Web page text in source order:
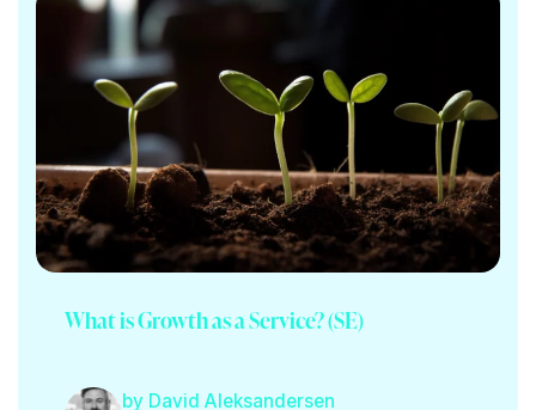
What is Growth as a Service? (SE)
by David Aleksandersen